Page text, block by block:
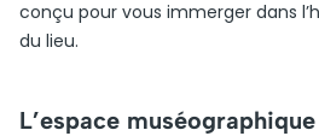
conçu pour vous immerger dans
du lieu.
L’espace